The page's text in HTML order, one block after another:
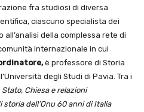
fra studiosi di diversa
ciascuno specialista dei
della complessa rete di
internazionale in cui
è professore di Storia
degli Studi di Pavia. Tra i
Stato, Chiesa e relazioni
storia dell’Onu 60 anni di Italia